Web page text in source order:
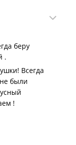
беру
.
Всегда
были
!